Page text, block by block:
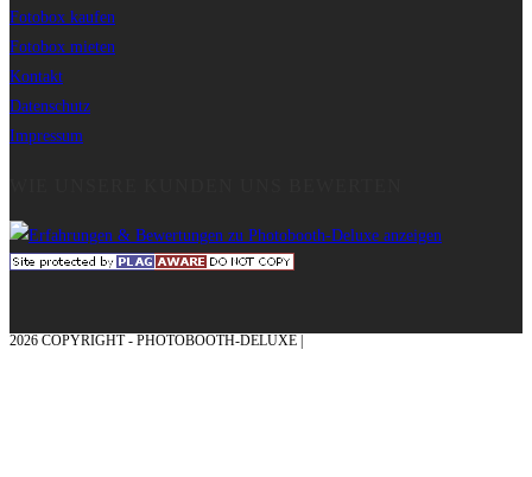
Fotobox kaufen
Fotobox mieten
Kontakt
Datenschutz
Impressum
2026 COPYRIGHT - PHOTOBOOTH-DELUXE |